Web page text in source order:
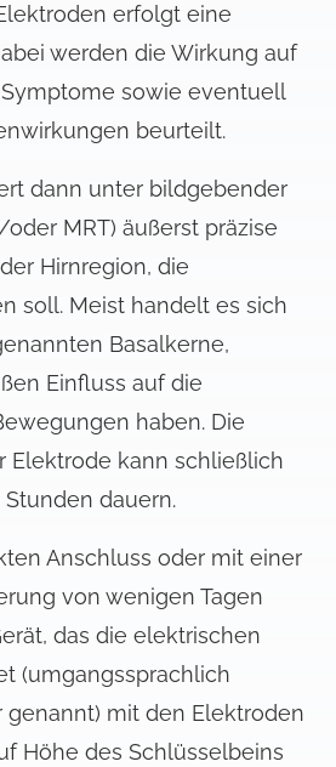
erfolgt eine
werden die Wirkung auf
sowie eventuell
beurteilt.
dann unter bildgebender
MRT) äußerst präzise
Hirnregion, die
soll. Meist handelt es sich
Basalkerne,
Einfluss auf die
haben. Die
Elektrode kann schließlich
dauern.
Anschluss oder mit einer
von wenigen Tagen
das die elektrischen
(umgangssprachlich
genannt) mit den Elektroden
Höhe des Schlüsselbeins